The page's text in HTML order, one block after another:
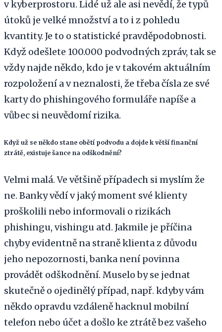
v kyberprostoru. Lidé už ale asi nevědí, že typů
útoků je velké množství a to i z pohledu
kvantity. Je to o statistické pravděpodobnosti.
Když odešlete 100.000 podvodných zpráv, tak se
vždy najde někdo, kdo je v takovém aktuálním
rozpoložení a v neznalosti, že třeba čísla ze své
karty do phishingového formuláře napíše a
vůbec si neuvědomí rizika.
Když už se někdo stane obětí podvodu a dojde k větší finanční
ztrátě, existuje šance na odškodnění?
Velmi malá. Ve většině případech si myslím že
ne. Banky vědí v jaký moment své klienty
proškolili nebo informovali o rizikách
phishingu, vishingu atd. Jakmile je příčina
chyby evidentně na straně klienta z důvodu
jeho nepozornosti, banka není povinna
provádět odškodnění. Muselo by se jednat
skutečně o ojedinělý případ, např. kdyby vám
někdo opravdu vzdáleně hacknul mobilní
telefon nebo účet a došlo ke ztrátě bez vašeho